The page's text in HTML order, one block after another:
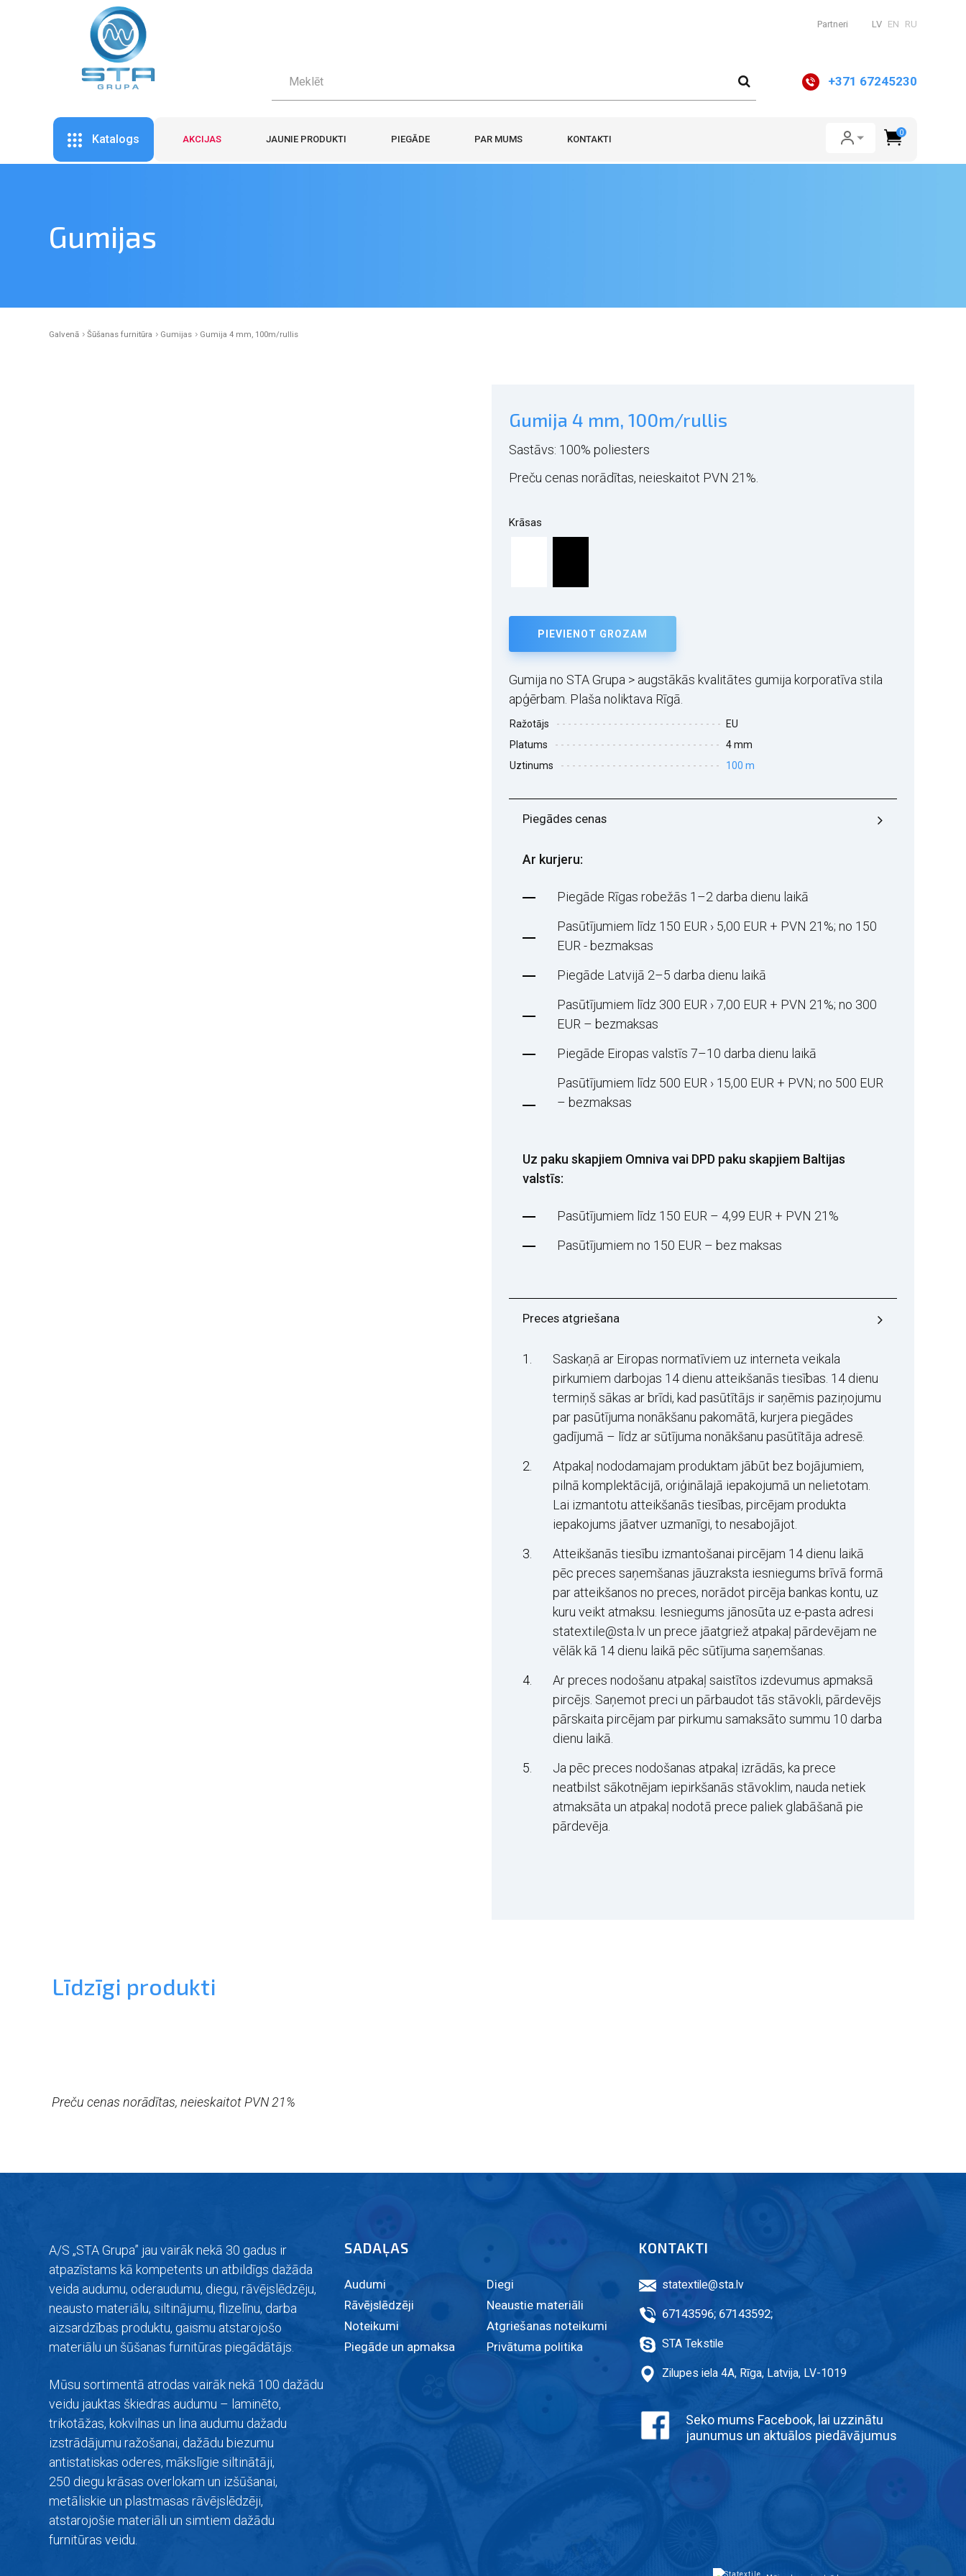
Partneri LV EN RU
+371 67245230
Katalogs AKCIJAS JAUNIE PRODUKTI PIEGĀDE PAR MUMS KONTAKTI
0
Gumijas
Galvenā Šūšanas furnitūra Gumijas Gumija 4 mm, 100m/rullis
Gumija 4 mm, 100m/rullis
Sastāvs: 100% poliesters
Preču cenas norādītas, neieskaitot PVN 21%.
Krāsas
PIEVIENOT GROZAM
Gumija no STA Grupa > augstākās kvalitātes gumija korporatīva stila
apģērbam. Plaša noliktava Rīgā.
Ražotājs
EU
Platums
4 mm
Uztinums
100 m
Piegādes cenas
Ar kurjeru:
Piegāde Rīgas robežās 1–2 darba dienu laikā
Pasūtījumiem līdz 150 EUR › 5,00 EUR + PVN 21%; no 150
EUR - bezmaksas
Piegāde Latvijā 2–5 darba dienu laikā
Pasūtījumiem līdz 300 EUR › 7,00 EUR + PVN 21%; no 300
EUR – bezmaksas
Piegāde Eiropas valstīs 7–10 darba dienu laikā
Pasūtījumiem līdz 500 EUR › 15,00 EUR + PVN; no 500 EUR
– bezmaksas
Uz paku skapjiem Omniva vai DPD paku skapjiem Baltijas
valstīs:
Pasūtījumiem līdz 150 EUR – 4,99 EUR + PVN 21%
Pasūtījumiem no 150 EUR – bez maksas
Preces atgriešana
Saskaņā ar Eiropas normatīviem uz interneta veikala
pirkumiem darbojas 14 dienu atteikšanās tiesības. 14 dienu
termiņš sākas ar brīdi, kad pasūtītājs ir saņēmis paziņojumu
par pasūtījuma nonākšanu pakomātā, kurjera piegādes
gadījumā – līdz ar sūtījuma nonākšanu pasūtītāja adresē.
Atpakaļ nododamajam produktam jābūt bez bojājumiem,
pilnā komplektācijā, oriģinālajā iepakojumā un nelietotam.
Lai izmantotu atteikšanās tiesības, pircējam produkta
iepakojums jāatver uzmanīgi, to nesabojājot.
Atteikšanās tiesību izmantošanai pircējam 14 dienu laikā
pēc preces saņemšanas jāuzraksta iesniegums brīvā formā
par atteikšanos no preces, norādot pircēja bankas kontu, uz
kuru veikt atmaksu. Iesniegums jānosūta uz e-pasta adresi
statextile@sta.lv un prece jāatgriež atpakaļ pārdevējam ne
vēlāk kā 14 dienu laikā pēc sūtījuma saņemšanas.
Ar preces nodošanu atpakaļ saistītos izdevumus apmaksā
pircējs. Saņemot preci un pārbaudot tās stāvokli, pārdevējs
pārskaita pircējam par pirkumu samaksāto summu 10 darba
dienu laikā.
Ja pēc preces nodošanas atpakaļ izrādās, ka prece
neatbilst sākotnējam iepirkšanās stāvoklim, nauda netiek
atmaksāta un atpakaļ nodotā prece paliek glabāšanā pie
pārdevēja.
Līdzīgi produkti
Preču cenas norādītas, neieskaitot PVN 21%
A/S „STA Grupa” jau vairāk nekā 30 gadus ir
atpazīstams kā kompetents un atbildīgs dažāda
veida audumu, oderaudumu, diegu, rāvējslēdzēju,
neausto materiālu, siltinājumu, flizelīnu, darba
aizsardzības produktu, gaismu atstarojošo
materiālu un šūšanas furnitūras piegādātājs.
Mūsu sortimentā atrodas vairāk nekā 100 dažādu
veidu jauktas škiedras audumu – laminēto,
trikotāžas, kokvilnas un lina audumu dažadu
izstrādājumu ražošanai, dažādu biezumu
antistatiskas oderes, mākslīgie siltinātāji,
250 diegu krāsas overlokam un izšūšanai,
metāliskie un plastmasas rāvējslēdzēji,
atstarojošie materiāli un simtiem dažādu
furnitūras veidu.
SADAĻAS
Audumi
Diegi
Rāvējslēdzēji
Neaustie materiāli
Noteikumi
Atgriešanas noteikumi
Piegāde un apmaksa
Privātuma politika
KONTAKTI
statextile@sta.lv
67143596; 67143592;
STA Tekstile
Zilupes iela 4A, Rīga, Latvija, LV-1019
Seko mums Facebook, lai uzzinātu
jaunumus un aktuālos piedāvājumus